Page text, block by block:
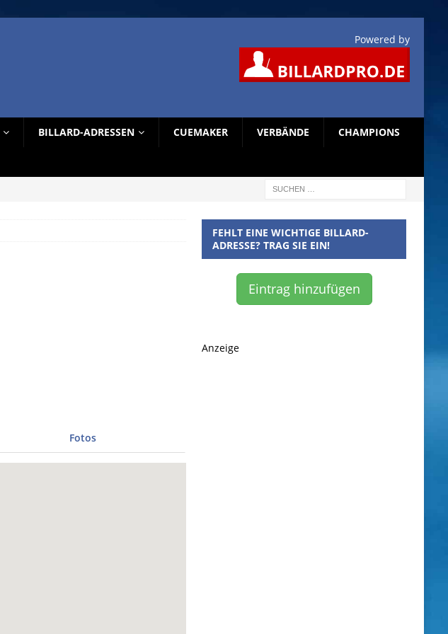
Powered by
BILLARD-ADRESSEN CUEMAKER VERBÄNDE CHAMPIONS
Fotos
FEHLT EINE WICHTIGE BILLARD-
ADRESSE? TRAG SIE EIN!
Eintrag hinzufügen
Anzeige